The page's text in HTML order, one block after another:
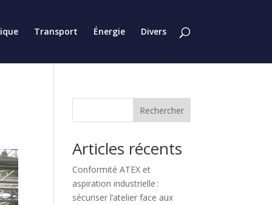
Transport Énergie Divers
Rechercher
Articles récents
Conformité ATEX et
aspiration industrielle :
sécuriser l’atelier face aux